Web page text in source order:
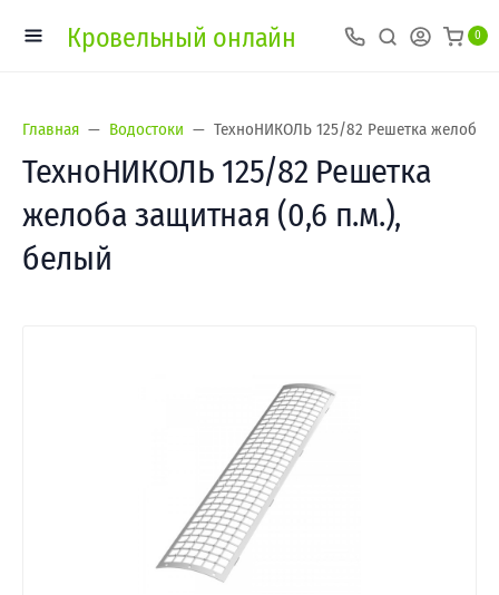
Кровельный онлайн 0
Главная Водостоки ТехноНИКОЛЬ 125/82 Решетка желоба
ТехноНИКОЛЬ 125/82 Решетка
желоба защитная (0,6 п.м.),
белый